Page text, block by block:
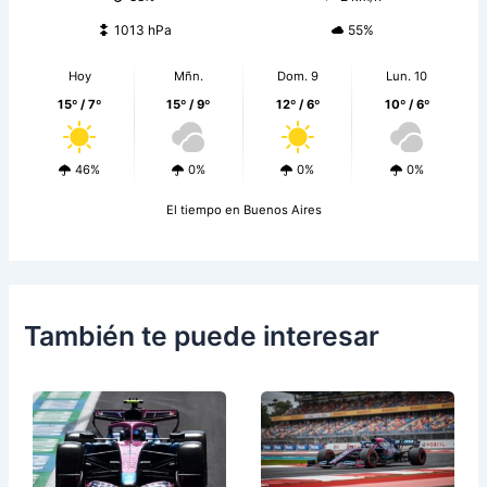
1013 hPa 55%
Hoy
15º / 7º
46%
Mñn.
15º / 9º
0%
Dom. 9
12º / 6º
0%
Lun. 10
10º / 6º
0%
El tiempo en Buenos Aires
También te puede interesar